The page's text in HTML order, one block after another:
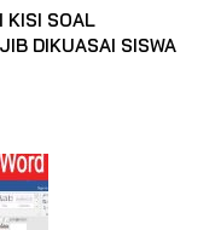
KISI SOAL
DIKUASAI SISWA